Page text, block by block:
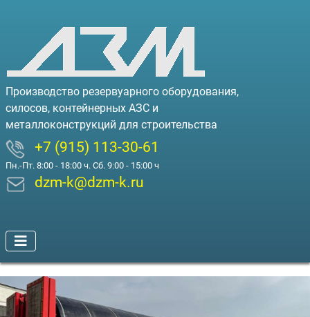
Производство резервуарного оборудования,
силосов, контейнерных АЗС и
металлоконструкций для строительства
+7 (915) 113-30-61
Пн.-Пт. 8:00 - 18:00 ч. Сб. 9:00 - 15:00 ч
dzm-k@dzm-k.ru